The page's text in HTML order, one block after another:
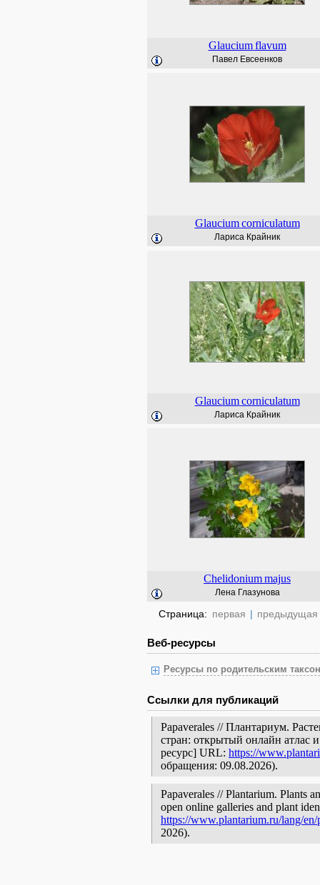
Glaucium flavum
Павел Евсеенков
Glaucium corniculatum
Лариса Крайник
Glaucium corniculatum
Лариса Крайник
Chelidoniummajus
Лена Глазунова
Страница: первая | предыдущая
Веб-ресурсы
Ресурсы по родительским
Ссылки для публикаций
Papaverales // Плантариум.
стран: открытый онлайн атлас
ресурс] URL: https://
обращения: 09.08.2026).
Papaverales // Plantarium. Plants
open online galleries and plant
https://www.plantarium.ru/lang/
2026).